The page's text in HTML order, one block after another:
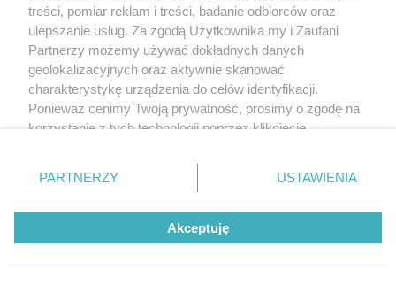
treści, pomiar reklam i treści, badanie odbiorców oraz
ulepszanie usług. Za zgodą Użytkownika my i Zaufani
Partnerzy możemy używać dokładnych danych
geolokalizacyjnych oraz aktywnie skanować
charakterystykę urządzenia do celów identyfikacji.
Ponieważ cenimy Twoją prywatność, prosimy o zgodę na
korzystanie z tych technologii poprzez kliknięcie
zmienić/wycofać klikając przycisk ustawień prywatności
znajdujący się w lewym dolnym rogu strony
rodzaje przetwarzania danych nie wymagają zgody
użytkownika, ale masz prawo sprzeciwić się takiemu
przetwarzaniu. Preferencje będą miały zastosowanie tylko
PARTNERZY USTAWIENIA
Akceptuję